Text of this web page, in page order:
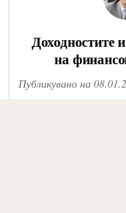
Доходностите
на
Публикувано на